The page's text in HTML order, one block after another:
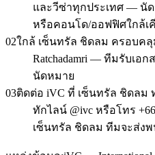
และวีซ่าทุกประเทศ — นั
หรือคอนโด/ออฟฟิศใกล้เ
02ใกล้ เซ็นทรัล ชิดลม ครอบคลุ
Ratchadamri — ทีมรับเอ
นัดหมาย
03ติดต่อ iVC ที่ เซ็นทรัล ชิดลม
ทักไลน์ @ivc หรือโทร
เซ็นทรัล ชิดลม ทีมจะส่ง